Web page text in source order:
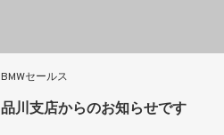
BMWセールス
品川支店からのお知らせです